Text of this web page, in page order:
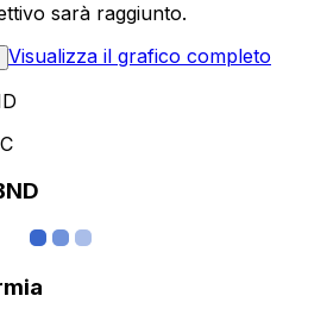
sarà raggiunto.
Visualizza il grafico completo